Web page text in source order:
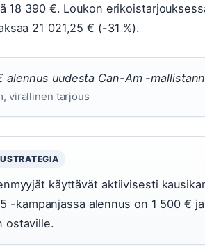
18 390 €. Loukon
21 021,25 € (-31 %).
alennus uudesta Can-Am -
virallinen tarjous
käyttävät aktiivisesti
-kampanjassa alennus on 1 500 €
ostaville.